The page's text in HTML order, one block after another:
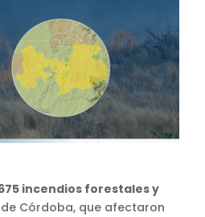
incendios forestales y
Córdoba, que afectaron